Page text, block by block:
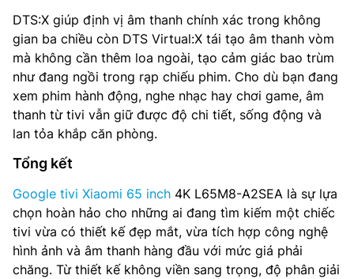
DTS:X giúp định vị âm thanh chính xác trong không
gian ba chiều còn DTS Virtual:X tái tạo âm thanh vòm
mà không cần thêm loa ngoài, tạo cảm giác bao trùm
như đang ngồi trong rạp chiếu phim. Cho dù bạn đang
xem phim hành động, nghe nhạc hay chơi game, âm
thanh từ tivi vẫn giữ được độ chi tiết, sống động và
lan tỏa khắp căn phòng.
Tổng kết
Google tivi Xiaomi 65 inch 4K L65M8-A2SEA là sự lựa
chọn hoàn hảo cho những ai đang tìm kiếm một chiếc
tivi vừa có thiết kế đẹp mắt, vừa tích hợp công nghệ
hình ảnh và âm thanh hàng đầu với mức giá phải
chăng. Từ thiết kế không viền sang trọng, độ phân giải